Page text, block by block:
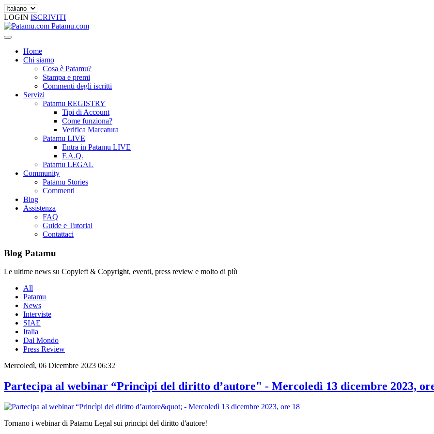
LOGIN ISCRIVITI
Patamu.com
Home
Chi siamo
Cosa è Patamu?
Stampa e premi
Commenti degli iscritti
Servizi
Patamu REGISTRY
Tipi di Account
Come funziona?
Verifica Marcatura
Patamu LIVE
Entra in Patamu LIVE
F.A.Q.
Patamu LEGAL
Community
Patamu Stories
Commenti
Blog
Assistenza
FAQ
Guide e Tutorial
Contattaci
Blog Patamu
Le ultime news su Copyleft & Copyright, eventi, press review e molto di più
All
Patamu
News
Interviste
SIAE
Italia
Dal Mondo
Press Review
Mercoledì, 06 Dicembre 2023 06:32
Partecipa al webinar “Princìpi del diritto d’autore" - Mercoledì 13 dicembre 2023,
Tornano i webinar di Patamu Legal sui principi del diritto d'autore!